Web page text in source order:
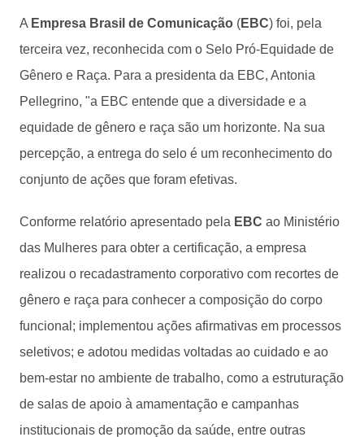
A Empresa Brasil de Comunicação (EBC) foi, pela
terceira vez, reconhecida com o Selo Pró-Equidade de
Gênero e Raça. Para a presidenta da EBC, Antonia
Pellegrino, "a EBC entende que a diversidade e a
equidade de gênero e raça são um horizonte. Na sua
percepção, a entrega do selo é um reconhecimento do
conjunto de ações que foram efetivas.
Conforme relatório apresentado pela EBC ao Ministério
das Mulheres para obter a certificação, a empresa
realizou o recadastramento corporativo com recortes de
gênero e raça para conhecer a composição do corpo
funcional; implementou ações afirmativas em processos
seletivos; e adotou medidas voltadas ao cuidado e ao
bem-estar no ambiente de trabalho, como a estruturação
de salas de apoio à amamentação e campanhas
institucionais de promoção da saúde, entre outras